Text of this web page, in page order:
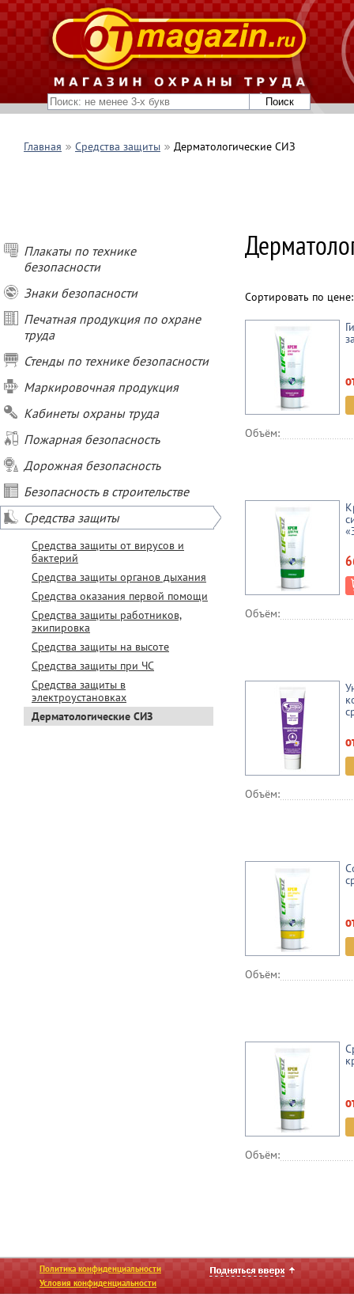
Главная Средства защиты Дерматологические СИЗ
Плакаты по технике
безопасности
Знаки безопасности
Печатная продукция по охране
труда
Стенды по технике безопасности
Маркировочная продукция
Кабинеты охраны труда
Пожарная безопасность
Дорожная безопасность
Безопасность в строительстве
Средства защиты
Средства защиты от вирусов и
бактерий
Средства защиты органов дыхания
Средства оказания первой помощи
Средства защиты работников,
экипировка
Средства защиты на высоте
Средства защиты при ЧС
Средства защиты в
электроустановках
Дерматологические СИЗ
Сортировать по
Объём:
Объём:
Объём:
Объём:
Объём:
Политика конфиденциальности
Условия конфиденциальности